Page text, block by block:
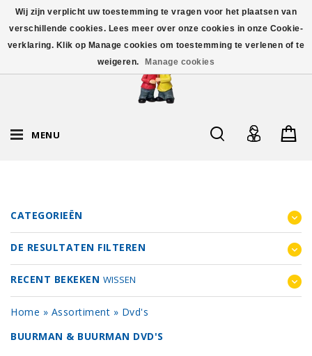
MENU
CATEGORIEËN
DE RESULTATEN FILTEREN
RECENT BEKEKEN WISSEN
Home » Assortiment » Dvd's
BUURMAN & BUURMAN DVD'S
Wij zijn verplicht uw toestemming te vragen voor het plaatsen van
verschillende cookies. Lees meer over onze cookies in onze Cookie-
verklaring. Klik op Manage cookies om toestemming te verlenen of te
weigeren.
Manage cookies